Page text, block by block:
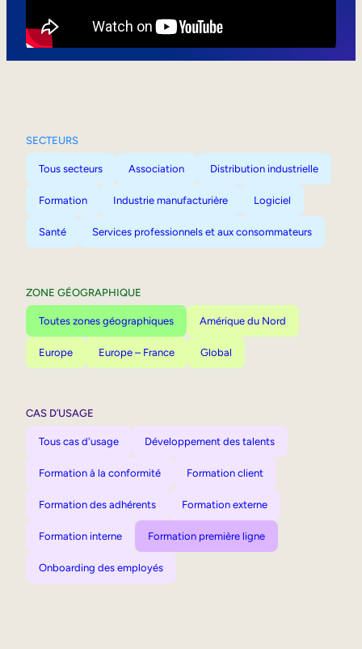
SECTEURS
Tous secteurs Association Distribution industrielle
Formation Industrie manufacturière Logiciel
Santé Services professionnels et aux consommateurs
ZONE GÉOGRAPHIQUE
Toutes zones géographiques Amérique du Nord
Europe Europe – France Global
CAS D’USAGE
Tous cas d'usage Développement des talents
Formation à la conformité Formation client
Formation des adhérents Formation externe
Formation interne Formation première ligne
Onboarding des employés